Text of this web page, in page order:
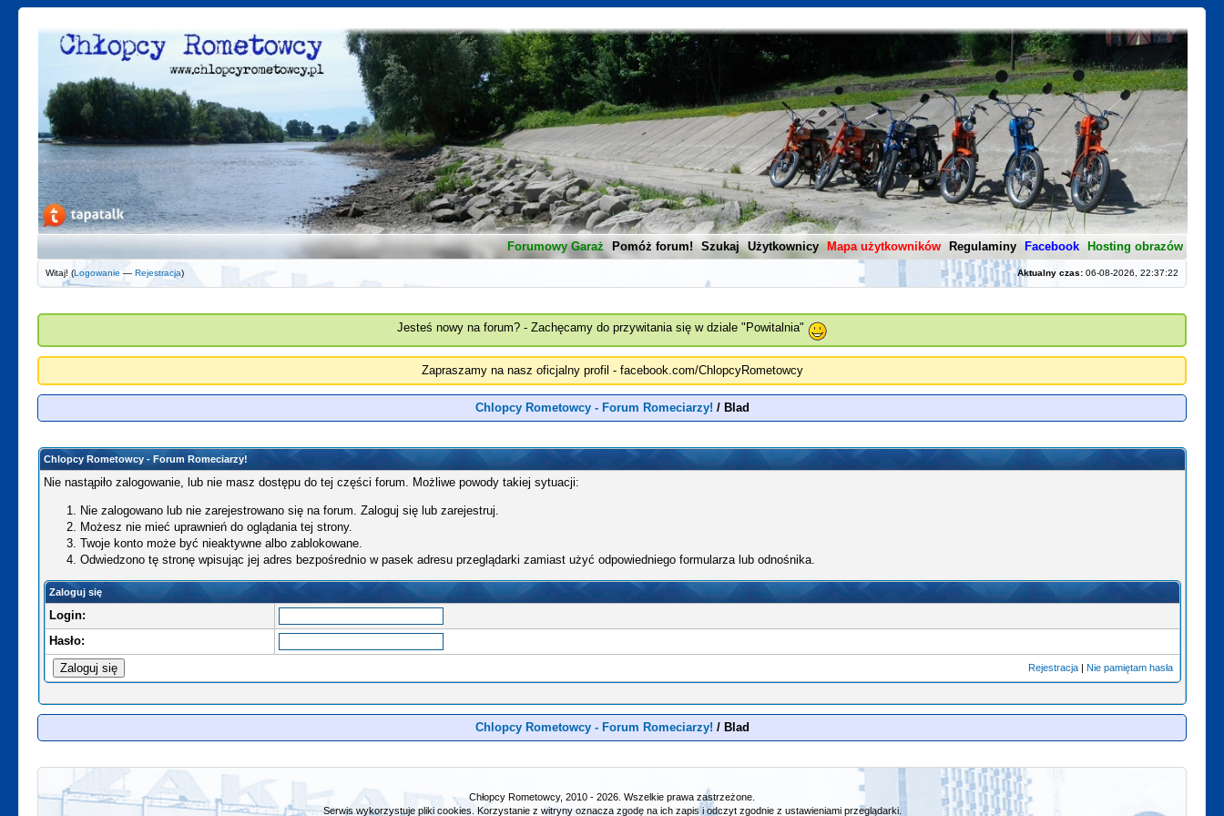
Forumowy Garaż Pomóż forum! Szukaj Użytkownicy Mapa użytkowników Regulaminy Facebook Hosting obrazów
Aktualny czas:06-08-2026, 22:37:22
Witaj! (Logowanie —Rejestracja)
Jesteś nowy na forum? - Zachęcamy do przywitania się w dziale "Powitalnia"
Zapraszamy na nasz oficjalny profil - facebook.com/ChlopcyRometowcy
Chlopcy Rometowcy - Forum Romeciarzy! / Blad
Chlopcy Rometowcy - Forum Romeciarzy!
Nie nastąpiło zalogowanie, lub nie masz dostępu do tej części forum. Możliwe powody takiej sytuacji:
Nie zalogowano lub nie zarejestrowano się na forum. Zaloguj się lub zarejestruj.
Możesz nie mieć uprawnień do oglądania tej strony.
Twoje konto może być nieaktywne albo zablokowane.
Odwiedzono tę stronę wpisując jej adres bezpośrednio w pasek adresu przeglądarki zamiast użyć odpowiedniego formularza lub odnośnika.
Zaloguj się
Login:
Hasło:
Rejestracja| Nie pamiętam hasła
Chlopcy Rometowcy - Forum Romeciarzy! / Blad
Chłopcy Rometowcy, 2010 - 2026. Wszelkie prawa zastrzeżone.
Serwis wykorzystuje pliki cookies. Korzystanie z witryny oznacza zgodę na ich zapis i odczyt zgodnie z ustawieniami przeglądarki.